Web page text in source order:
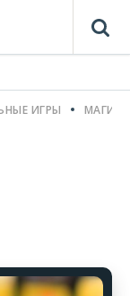
ИГРЫ МАГИЯ